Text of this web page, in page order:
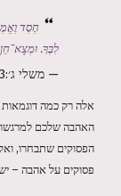
חֶסֶד
לִבֶּךָ.
— משלי ג׳:3–4
אלה רק כמה
האהבה שלכם
הפסוקים שתבחרו,
פסוקים על אהבה –